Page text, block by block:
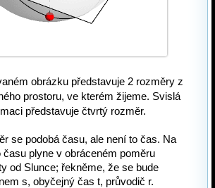
obrázku představuje 2 rozměry z
prostoru, ve kterém žijeme. Svislá
představuje čtvrtý rozměr.
se podobá času, ale není to čas. Na
času plyne v obráceném poměru
od Slunce; řekněme, že se bude
s, obyčejný čas t, průvodič r.